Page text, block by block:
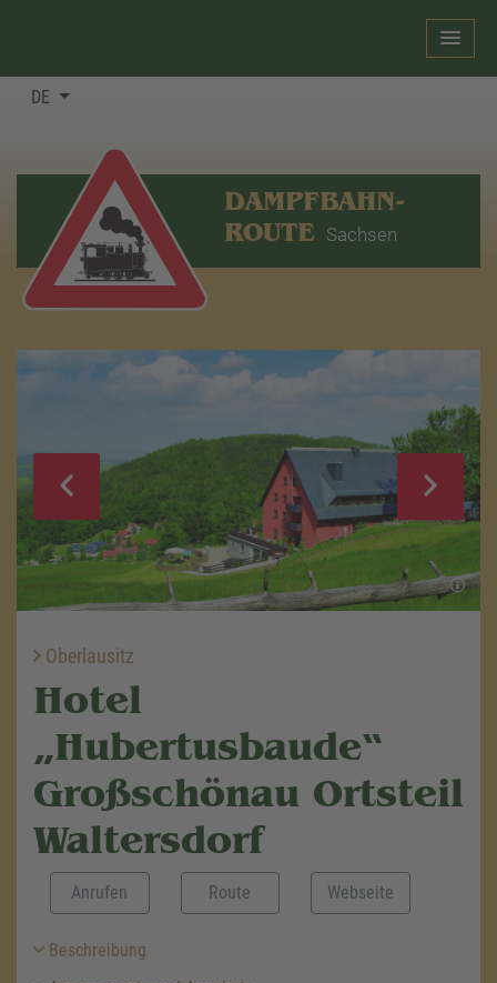
DE
DAMPFBAHN-
ROUTE Sachsen
Oberlausitz
Hotel
„Hubertusbaude“
Großschönau Ortsteil
Waltersdorf
Anrufen Route Webseite
Beschreibung